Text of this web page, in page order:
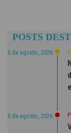
POSTS
5 de agosto, 2026
5 de agosto, 2026